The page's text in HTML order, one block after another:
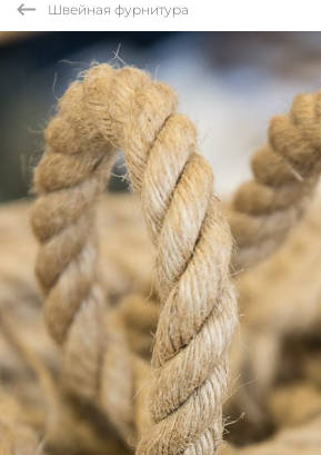
Швейная фурнитура